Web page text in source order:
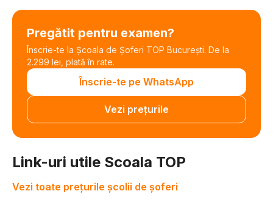
Pregătit pentru examen?
Înscrie-te la Școala de Șoferi TOP București. De la
2.299 lei, plată în rate.
Înscrie-te pe WhatsApp
Vezi prețurile
Link-uri utile Scoala TOP
Vezi toate prețurile școlii de șoferi